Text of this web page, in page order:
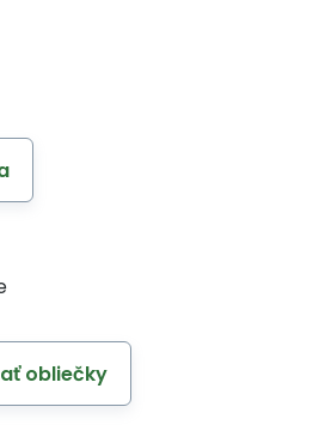
obliečky